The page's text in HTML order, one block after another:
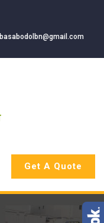
basabodolbn@gmail.com
Get A Quote